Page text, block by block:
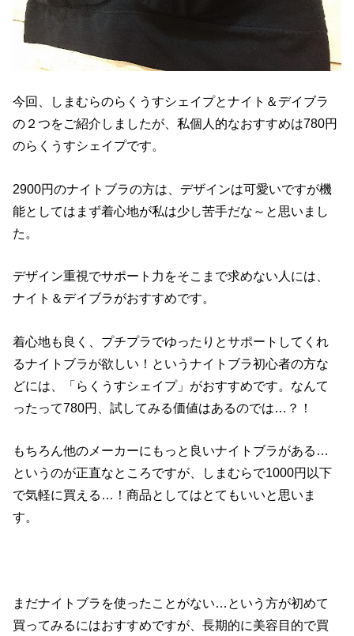
今回、しまむらのらくうすシェイプとナイト＆デイブラ
の２つをご紹介しましたが、私個人的なおすすめは780円
のらくうすシェイプです。
2900円のナイトブラの方は、デザインは可愛いですが機
能としてはまず着心地が私は少し苦手だな～と思いまし
た。
デザイン重視でサポート力をそこまで求めない人には、
ナイト＆デイブラがおすすめです。
着心地も良く、プチプラでゆったりとサポートしてくれ
るナイトブラが欲しい！というナイトブラ初心者の方な
どには、「らくうすシェイプ」がおすすめです。なんて
ったって780円、試してみる価値はあるのでは…？！
もちろん他のメーカーにもっと良いナイトブラがある…
というのが正直なところですが、しまむらで1000円以下
で気軽に買える…！商品としてはとてもいいと思いま
す。
まだナイトブラを使ったことがない…という方が初めて
買ってみるにはおすすめですが、長期的に美容目的で買